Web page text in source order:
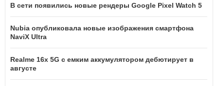
В сети появились новые рендеры Google Pixel Watch 5
Nubia опубликовала новые изображения смартфона
NaviX Ultra
Realme 16x 5G с емким аккумулятором дебютирует в
августе